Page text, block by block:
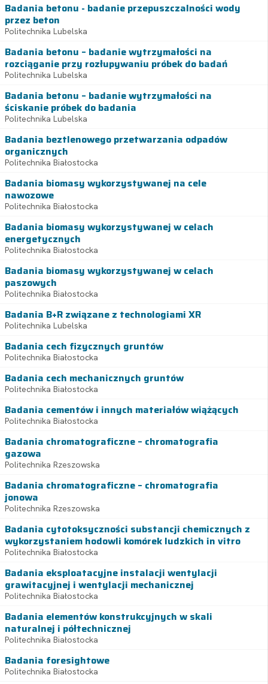
Badania betonu - badanie przepuszczalności wody
przez beton
Politechnika Lubelska
Badania betonu – badanie wytrzymałości na
rozciąganie przy rozłupywaniu próbek do badań
Politechnika Lubelska
Badania betonu – badanie wytrzymałości na
ściskanie próbek do badania
Politechnika Lubelska
Badania beztlenowego przetwarzania odpadów
organicznych
Politechnika Białostocka
Badania biomasy wykorzystywanej na cele
nawozowe
Politechnika Białostocka
Badania biomasy wykorzystywanej w celach
energetycznych
Politechnika Białostocka
Badania biomasy wykorzystywanej w celach
paszowych
Politechnika Białostocka
Badania B+R związane z technologiami XR
Politechnika Lubelska
Badania cech fizycznych gruntów
Politechnika Białostocka
Badania cech mechanicznych gruntów
Politechnika Białostocka
Badania cementów i innych materiałów wiążących
Politechnika Białostocka
Badania chromatograficzne – chromatografia
gazowa
Politechnika Rzeszowska
Badania chromatograficzne – chromatografia
jonowa
Politechnika Rzeszowska
Badania cytotoksyczności substancji chemicznych z
wykorzystaniem hodowli komórek ludzkich in vitro
Politechnika Białostocka
Badania eksploatacyjne instalacji wentylacji
grawitacyjnej i wentylacji mechanicznej
Politechnika Białostocka
Badania elementów konstrukcyjnych w skali
naturalnej i półtechnicznej
Politechnika Białostocka
Badania foresightowe
Politechnika Białostocka